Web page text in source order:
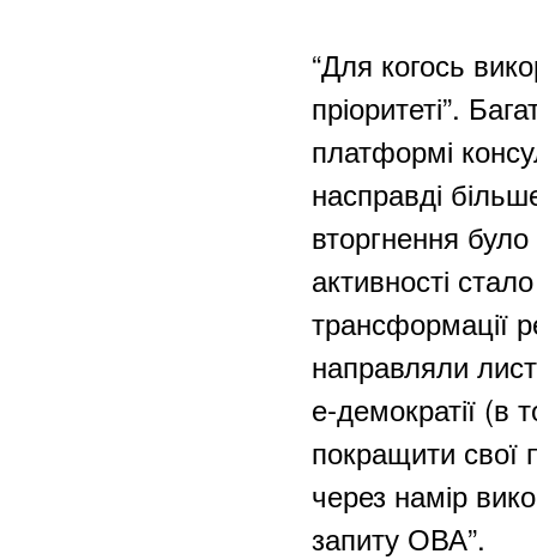
“Для когось
пріоритеті”.
платформі
насправді
вторгнення
активності
трансформації
направляли
е-демократії (в
покращити свої
через намір
запиту ОВА”.